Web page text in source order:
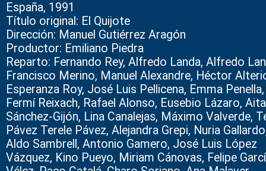
España, 1991
Título original: El Quijote
Dirección: Manuel Gutiérrez Aragón
Productor: Emiliano Piedra
Reparto: Fernando Rey, Alfredo Landa, Alfredo
Francisco Merino, Manuel Alexandre, Héctor
Esperanza Roy, José Luis Pellicena, Emma Penella,
Fermí Reixach, Rafael Alonso, Eusebio Lázaro,
Sánchez-Gijón, Lina Canalejas, Máximo Valverde,
Pávez Terele Pávez, Alejandra Grepi, Nuria
Aldo Sambrell, Antonio Gamero, José Luis López
Vázquez, Kino Pueyo, Miriam Cánovas, Felipe